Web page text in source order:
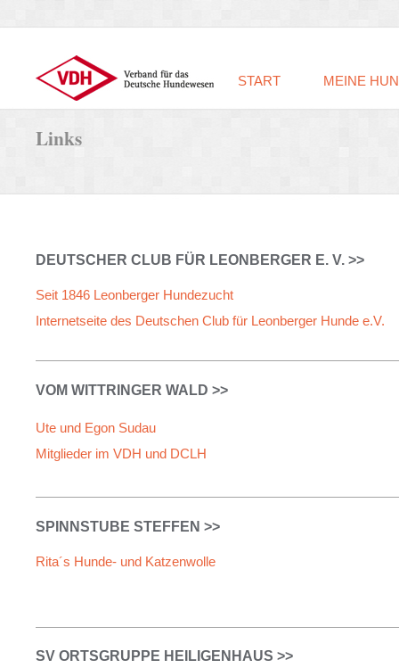
START MEINE
Links
Seit 1846 Leonberger Hundezucht
Internetseite des Deutschen Club für Leonberger Hunde e.V.
DEUTSCHER CLUB FÜR LEONBERGER E. V. >>
Ute und Egon Sudau
Mitglieder im VDH und DCLH
VOM WITTRINGER WALD >>
Rita´s Hunde- und Katzenwolle
SPINNSTUBE STEFFEN >>
SV ORTSGRUPPE HEILIGENHAUS >>